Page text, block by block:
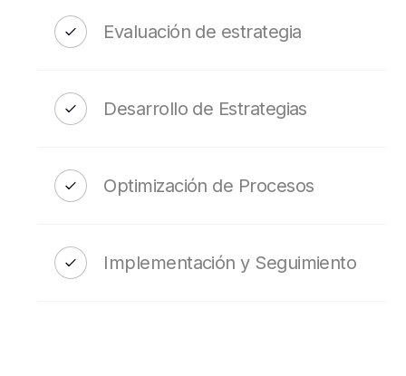
Evaluación de estrategia
Desarrollo de Estrategias
Optimización de Procesos
Implementación y Seguimiento